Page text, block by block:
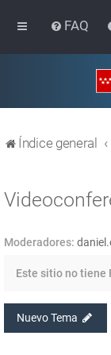
FAQ
Índice general
Moderadores:
Este sitio no tiene
Nuevo Tema